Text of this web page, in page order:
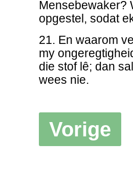
Mensebewaker?
opgestel, sodat
21. En waarom
my
die stof lê; dan
wees nie.
Vorige